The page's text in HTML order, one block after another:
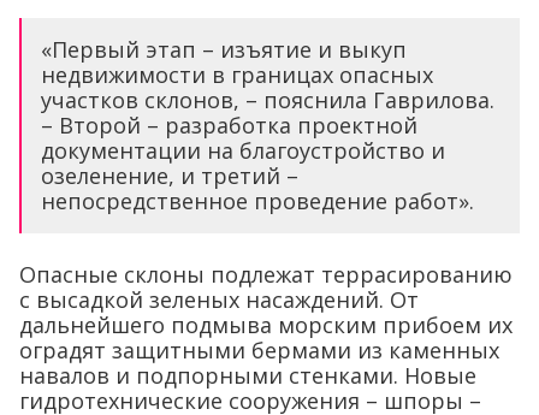
«Первый этап – изъятие и выкуп
недвижимости в границах опасных
участков склонов, – пояснила Гаврилова.
– Второй – разработка проектной
документации на благоустройство и
озеленение, и третий –
непосредственное проведение работ».
Опасные склоны подлежат террасированию
с высадкой зеленых насаждений. От
дальнейшего подмыва морским прибоем их
оградят защитными бермами из каменных
навалов и подпорными стенками. Новые
гидротехнические сооружения – шпоры –